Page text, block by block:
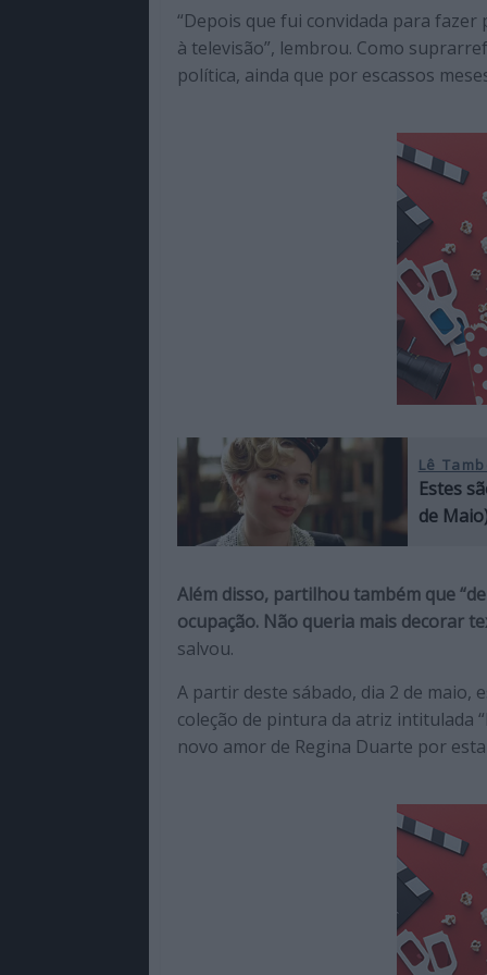
“Depois que fui convidada para
à televisão”, lembrou. Como
política, ainda que por escassos
Lê
Estes
de
Além disso, partilhou também que
ocupação. Não queria mais decorar
salvou.
A partir deste sábado, dia 2 de maio,
coleção de pintura da atriz intitulada
novo amor de Regina Duarte por